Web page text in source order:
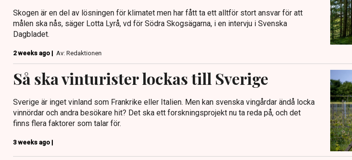
Skogen är en del av lösningen för klimatet men har fått ta ett alltför stort ansvar för att
målen ska nås, säger Lotta Lyrå, vd för Södra Skogsägarna, i en intervju i Svenska
Dagbladet.
2 weeks ago | Av: Redaktionen
Så ska vinturister lockas till Sverige
Sverige är inget vinland som Frankrike eller Italien. Men kan svenska vingårdar ändå locka
vinnördar och andra besökare hit? Det ska ett forskningsprojekt nu ta reda på, och det
finns flera faktorer som talar för.
3 weeks ago |